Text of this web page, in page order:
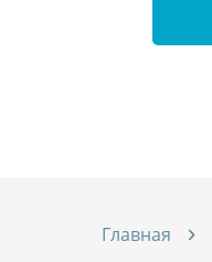
Главная